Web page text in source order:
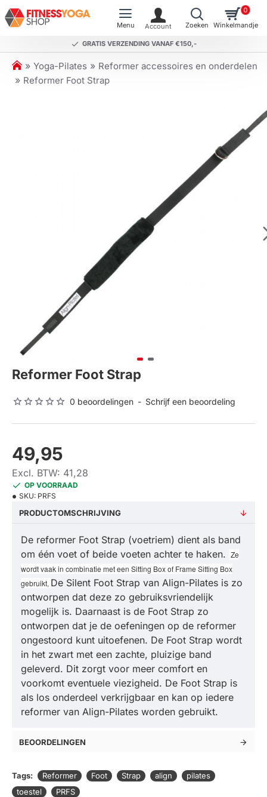
GRATIS VERZENDING VANAF €150,-
0
h
o
Yoga-Pilates
Reformer accessoires en onderdelen
Reformer Foot Strap
Reformer Foot Strap
0 beoordelingen - Schrijf een beoordeling
49,95
Excl. BTW: 41,28
OP VOORRAAD
SKU: PRFS
PRODUCTOMSCHRIJVING
De reformer Foot Strap (voetriem) dient als band
om één voet of beide voeten achter te haken. Ze
wordt vaak in combinatie met een Sitting Box of Frame Sitting Box
gebruikt, De Silent Foot Strap van Align-Pilates is zo
ontworpen dat deze zo gebruiksvriendelijk
mogelijk is. Daarnaast is de Foot Strap zo
ontworpen dat je de oefeningen op de reformer
ongestoord kunt uitoefenen. De Foot Strap wordt
in het zwart met een zachte, pluizige band
geleverd. Dit zorgt voor meer comfort en
voorkomt eventuele viezigheid. De Foot Strap is
als los onderdeel verkrijgbaar en kan op iedere
reformer van Align-Pilates worden gebruikt.
BEOORDELINGEN
Tags: Reformer Foot Strap align
pilates
toestel
PRFS